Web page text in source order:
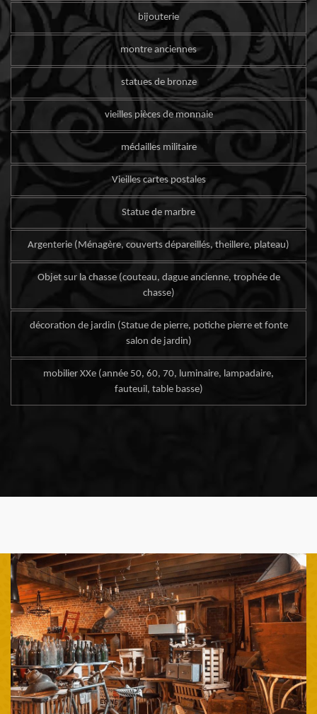
bijouterie
montre anciennes
statues de bronze
vieilles pièces de monnaie
médailles militaire
Vieilles cartes postales
Statue de marbre
Argenterie (Ménagère, couverts dépareillés, theillere, plateau)
Objet sur la chasse (couteau, dague ancienne, trophée de
chasse)
décoration de jardin (Statue de pierre, potiche pierre et fonte
salon de jardin)
mobilier XXe (année 50, 60, 70, luminaire, lampadaire,
fauteuil, table basse)